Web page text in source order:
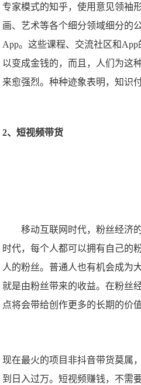
专家模式的知乎，使用意见领袖
画、艺术等各个细分领域细分的
App。这些课程、交流社区和
以变成金钱的，而且，人们为这
来愈强烈。种种迹象表明，知识
2、短视频带货
移动互联网时代，粉丝经济的
时代，每个人都可以拥有自己的
人的粉丝。普通人也有机会成为
就是由粉丝带来的收益。在粉丝
点将会带给创作更多的长期的价值
现在最火的项目非抖音带货莫属
到日入过万。短视频赚钱，不需